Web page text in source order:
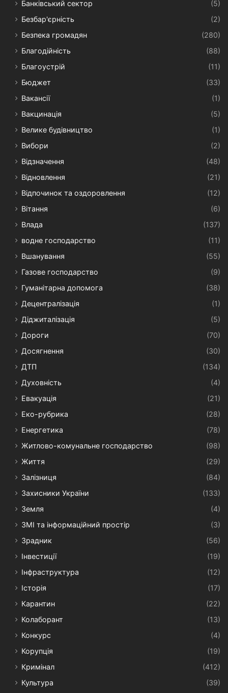
Банківський сектор
(5)
Безбар'єрність
(2)
Безпека громадян
(280)
Благодійність
(88)
Благоустрій
(11)
Бюджет
(33)
Вакансії
(1)
Вакцинація
(5)
Велике будівництво
(1)
Вибори
(2)
Відзначення
(48)
Відновлення
(21)
Відпочинок та оздоровлення
(12)
Вітання
(6)
Влада
(137)
водне господарство
(11)
Вшанування
(55)
Газове господарство
(9)
Гуманітарна допомога
(38)
Децентралізація
(1)
Діджиталізація
(5)
Дороги
(70)
Досягнення
(30)
ДТП
(134)
Духовність
(4)
Евакуація
(21)
Еко-рубрика
(28)
Енергетика
(78)
Житлово-комунальне господарство
(98)
Життя
(29)
Залізниця
(84)
Захисники України
(133)
Земля
(4)
ЗМІ та інформаційний простір
(3)
Зрадник
(56)
Інвестиції
(19)
Інфраструктура
(12)
Історія
(17)
Карантин
(22)
Колаборант
(13)
Конкурс
(4)
Корупція
(19)
Кримінал
(412)
Культура
(39)